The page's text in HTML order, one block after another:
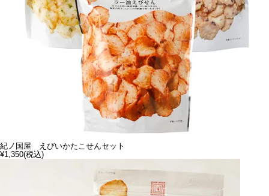
紀ノ国屋 えびいかたこせんセット
¥1,350(税込)